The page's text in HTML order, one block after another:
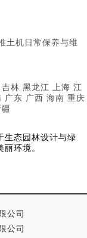
土机日常保养与维
吉林 黑龙江 上海 江
广东 广西 海南 重庆
疆
生态园林设计与绿
环境。
公司
公司